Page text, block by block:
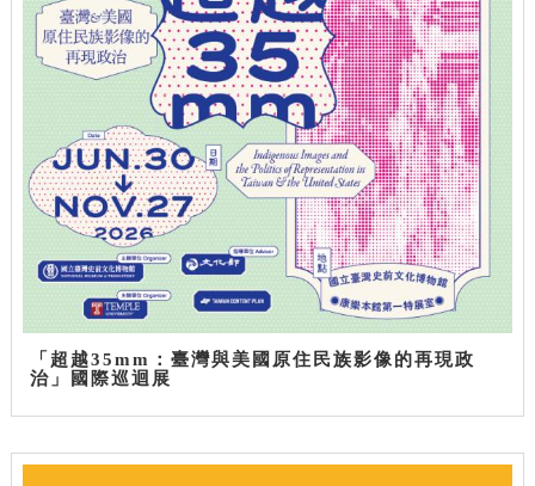
「超越35mm：臺灣與美國原住民族影像的再現政
治」國際巡迴展